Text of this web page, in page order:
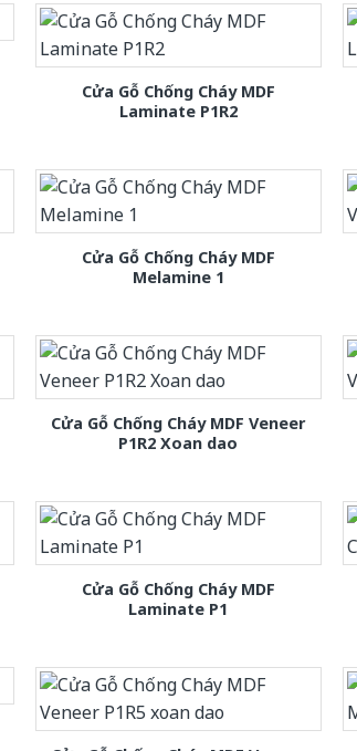
Cửa Gỗ Chống Cháy MDF
Laminate P1R2
Cửa Gỗ Chống Cháy MDF
Melamine 1
Cửa Gỗ Chống Cháy MDF Veneer
P1R2 Xoan dao
Cửa Gỗ Chống Cháy MDF
Laminate P1